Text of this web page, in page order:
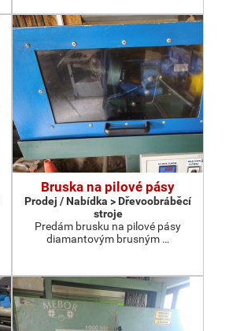
Bruska na pilové pásy
Prodej / Nabídka > Dřevoobráběcí
stroje
Predám brusku na pilové pásy
diamantovým brusným …